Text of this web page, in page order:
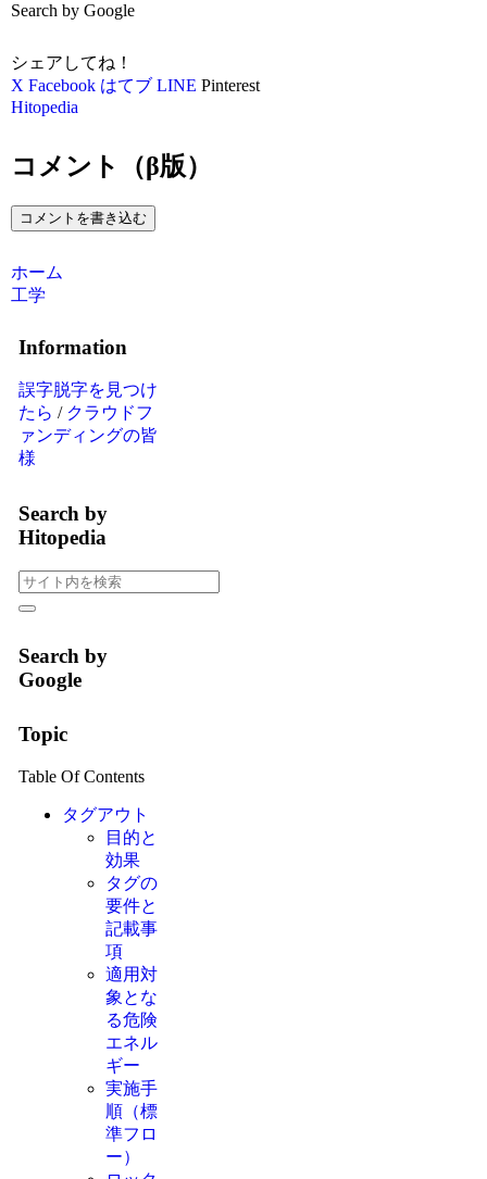
Search by Google
シェアしてね！
X Facebook はてブ LINE Pinterest
Hitopedia
コメント（β版）
コメントを書き込む
ホーム
工学
Information
誤字脱字を見つけ
たら / クラウドフ
ァンディングの皆
様
Search by
Hitopedia
Search by
Google
Topic
Table Of Contents
タグアウト
目的と
効果
タグの
要件と
記載事
項
適用対
象とな
る危険
エネル
ギー
実施手
順（標
準フロ
ー）